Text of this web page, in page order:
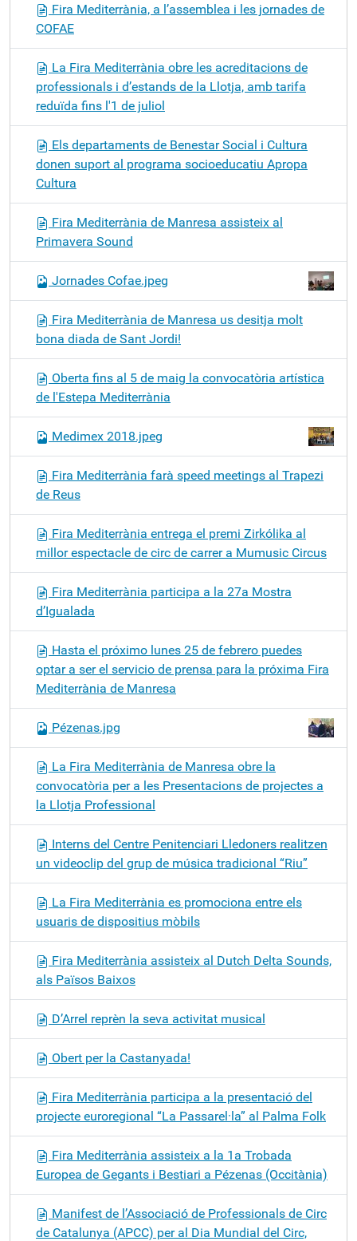
Fira Mediterrània, a l’assemblea i les jornades de
COFAE
La Fira Mediterrània obre les acreditacions de
professionals i d’estands de la Llotja, amb tarifa
reduïda fins l'1 de juliol
Els departaments de Benestar Social i Cultura
donen suport al programa socioeducatiu Apropa
Cultura
Fira Mediterrània de Manresa assisteix al
Primavera Sound
Jornades Cofae.jpeg
Fira Mediterrània de Manresa us desitja molt
bona diada de Sant Jordi!
Oberta fins al 5 de maig la convocatòria artística
de l'Estepa Mediterrània
Medimex 2018.jpeg
Fira Mediterrània farà speed meetings al Trapezi
de Reus
Fira Mediterrània entrega el premi Zirkólika al
millor espectacle de circ de carrer a Mumusic Circus
Fira Mediterrània participa a la 27a Mostra
d’Igualada
Hasta el próximo lunes 25 de febrero puedes
optar a ser el servicio de prensa para la próxima Fira
Mediterrània de Manresa
Pézenas.jpg
La Fira Mediterrània de Manresa obre la
convocatòria per a les Presentacions de projectes a
la Llotja Professional
Interns del Centre Penitenciari Lledoners realitzen
un videoclip del grup de música tradicional “Riu”
La Fira Mediterrània es promociona entre els
usuaris de dispositius mòbils
Fira Mediterrània assisteix al Dutch Delta Sounds,
als Països Baixos
D’Arrel reprèn la seva activitat musical
Obert per la Castanyada!
Fira Mediterrània participa a la presentació del
projecte euroregional “La Passarel·la” al Palma Folk
Fira Mediterrània assisteix a la 1a Trobada
Europea de Gegants i Bestiari a Pézenas (Occitània)
Manifest de l’Associació de Professionals de Circ
de Catalunya (APCC) per al Dia Mundial del Circ,